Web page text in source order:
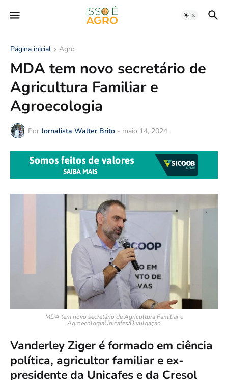
Página inicial Agro
MDA tem novo secretário de
Agricultura Familiar e
Agroecologia
Por Jornalista Walter Brito - maio 14, 2024
MDA tem novo secretário de Agricultura Familiar e
AgroecologiaUnicafes/Divulgação
Vanderley Ziger é formado em ciência
política, agricultor familiar e ex-
presidente da Unicafes e da Cresol